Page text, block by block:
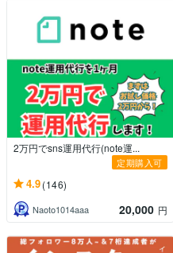
2万円でsns運用代行(note運...
定期購入可
4.9(146)
Naoto1014aaa 20,000 円